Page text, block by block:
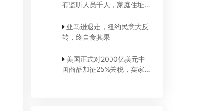
有监听人员千人，家庭住址都
亚马逊退走，纽约民意大反
转，终自食其果
美国正式对2000亿美元中
国商品加征25%关税，卖家如